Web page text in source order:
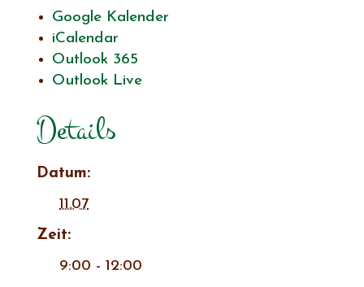
Google Kalender
iCalendar
Outlook 365
Outlook Live
Details
Datum:
11.07
Zeit:
9:00 - 12:00